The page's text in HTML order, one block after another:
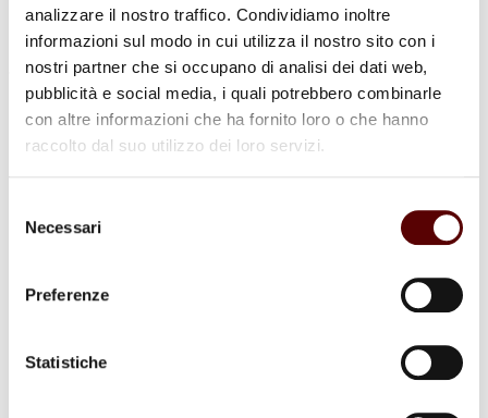
analizzare il nostro traffico. Condividiamo inoltre
informazioni sul modo in cui utilizza il nostro sito con i
nostri partner che si occupano di analisi dei dati web,
pubblicità e social media, i quali potrebbero combinarle
con altre informazioni che ha fornito loro o che hanno
raccolto dal suo utilizzo dei loro servizi.
delNecessari
Preferenze
Statistiche
Commenti (3)
7 Febbraio 2026 a 17:27
Non vi conosco direttamente, ma ritengo opportuno farvi le
condoglianze.. una signora bda Castelfidardo ancona.